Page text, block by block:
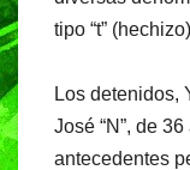
tipo “t”
Los detenidos,
José “N”, de
antecedentes